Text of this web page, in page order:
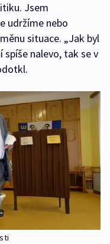
Jsem
udržíme nebo
situace. „Jak byl
nalevo, tak se v